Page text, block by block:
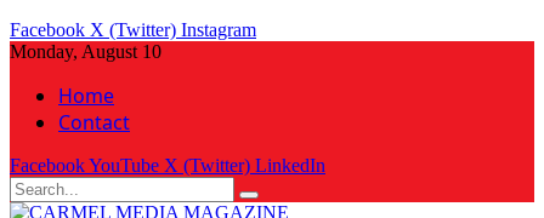
Facebook X (Twitter) Instagram
Monday, August 10
Home
Contact
FacebookYouTube X (Twitter) LinkedIn